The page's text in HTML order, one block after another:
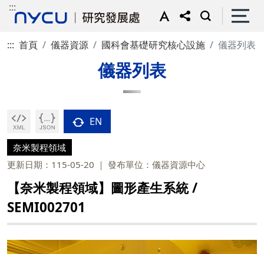
:::
::: 首頁 儀器資源 國科會基礎研究核心設施 儀器列表
儀器列表
EN
奈米製程領域
更新日期：115-05-20
發布單位：儀器資源中心
【奈米製程領域】圖形產生系統 /
SEMI002701